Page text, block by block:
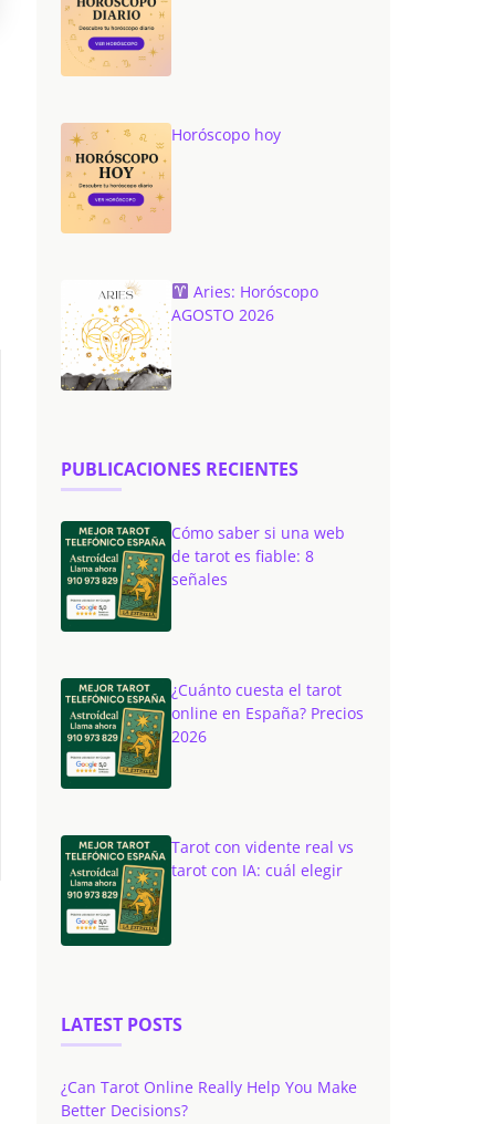
Horóscopo hoy
Aries: Horóscopo
AGOSTO 2026
PUBLICACIONES RECIENTES
Cómo saber si una web
de tarot es fiable: 8
señales
¿Cuánto cuesta el tarot
online en España? Precios
2026
Tarot con vidente real vs
tarot con IA: cuál elegir
LATEST POSTS
¿Can Tarot Online Really Help You Make
Better Decisions?